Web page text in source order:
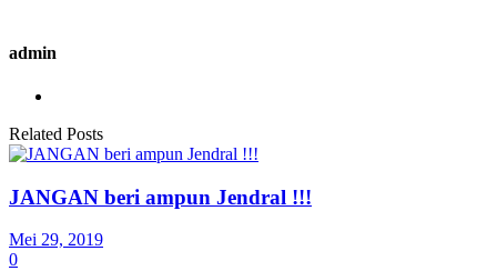
admin
Related Posts
JANGAN beri ampun Jendral !!!
Mei 29, 2019
0